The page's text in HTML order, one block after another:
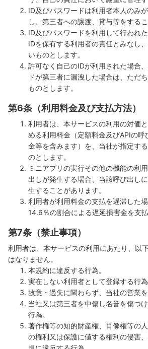
ID及びパスワードは利用者本人のみ
し、第三者への譲渡、貸与等をする
ID及びパスワードを利用して行われ
IDを保有する利用者の責任とみなし
いものとします。
許可なく自己のIDが利用された場合
ドが第三者に漏洩した場合は、ただ
ものとします。
第6条（利用料金及び支払方法）
利用者は、本サービスの利用の対価
める利用料金（定額料金及びAPIの呼
金等を含みます）を、当社が指定す
のとします。
ミニアプリの実行その他の機能の利
出しが発生する場合、当該呼び出し
生することがあります。
利用者が利用料金の支払を遅滞した
14.6％の割合による遅延損害金を支
第7条（禁止事項）
利用者は、本サービスの利用にあたり、以
はなりません。
本規約に違反する行為。
実在しない利用者として登録する行為
故意・過失に関わらず、当社の営業を
当社又は第三者を中傷し名誉を傷つ
行為。
著作権等の知的財産権、肖像権等の
の権利又は保護に値する権利の侵害